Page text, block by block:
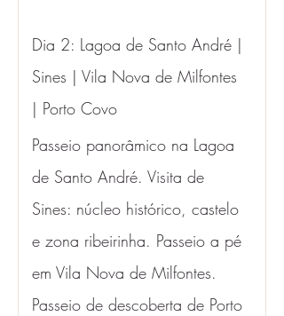
Dia 2: Lagoa de Santo André |
Sines | Vila Nova de Milfontes
| Porto Covo
Passeio panorâmico na Lagoa
de Santo André. Visita de
Sines: núcleo histórico, castelo
e zona ribeirinha. Passeio a pé
em Vila Nova de Milfontes.
Passeio de descoberta de Porto